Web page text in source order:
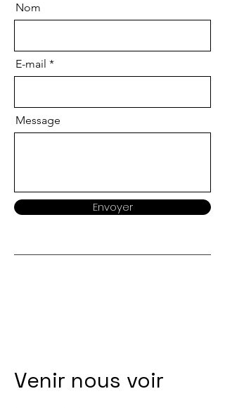
Nom
E-mail
Message
Envoyer
Venir nous voir